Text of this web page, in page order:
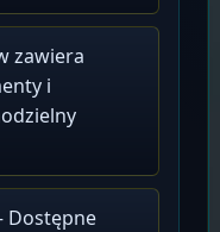
zawiera
i
Dostępne